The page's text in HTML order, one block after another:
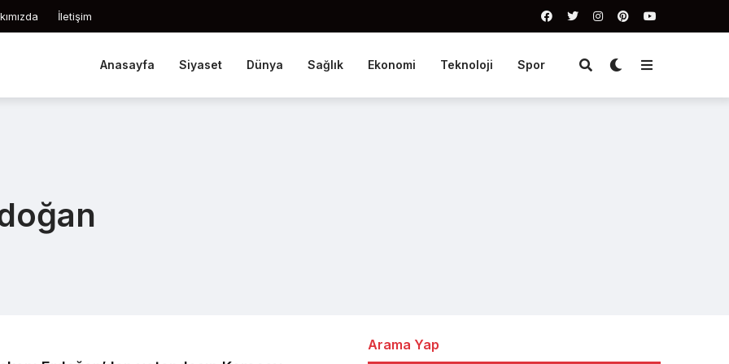
İletişim
Anasayfa Siyaset Dünya Sağlık Ekonomi Teknoloji Spor
Arama Yap